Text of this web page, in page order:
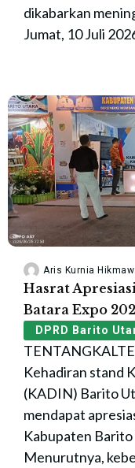
dikabarkan
Jumat, 10 Juli
Aris Kurnia
Hasrat
Batara Expo
DPRD Barito
Kehadiran stand
(KADIN) Barito
mendapat
Kabupaten Barito
Menurutnya,